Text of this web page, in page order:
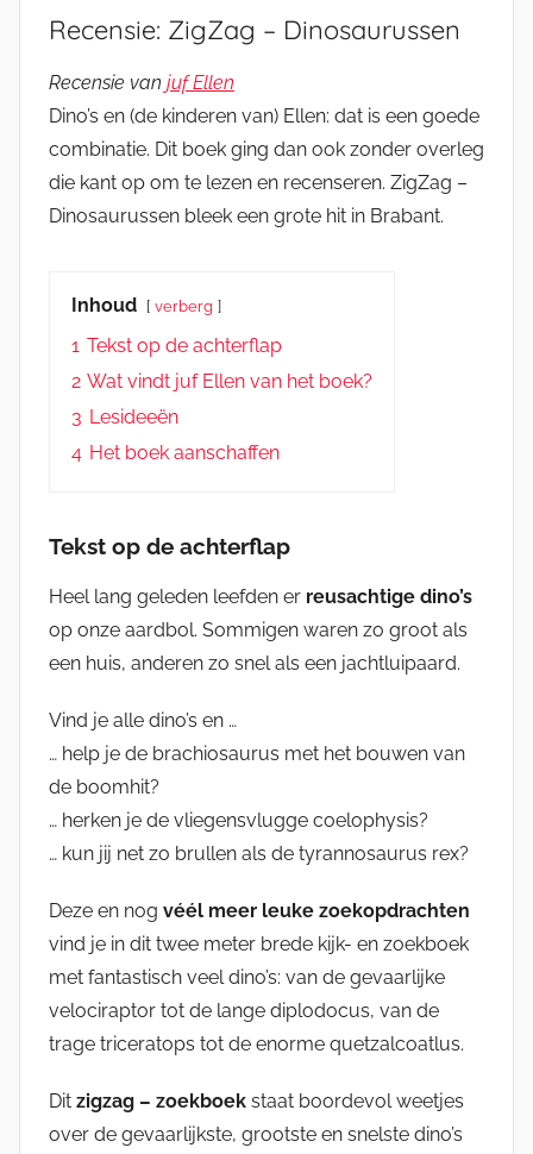
Recensie: ZigZag – Dinosaurussen
Recensie van juf Ellen
Dino’s en (de kinderen van) Ellen: dat is een goede
combinatie. Dit boek ging dan ook zonder overleg
die kant op om te lezen en recenseren. ZigZag –
Dinosaurussen bleek een grote hit in Brabant.
Inhoud verberg
1 Tekst op de achterflap
2 Wat vindt juf Ellen van het boek?
3 Lesideeën
4 Het boek aanschaffen
Tekst op de achterflap
Heel lang geleden leefden er reusachtige dino’s
op onze aardbol. Sommigen waren zo groot als
een huis, anderen zo snel als een jachtluipaard.
Vind je alle dino’s en …
… help je de brachiosaurus met het bouwen van
de boomhit?
… herken je de vliegensvlugge coelophysis?
… kun jij net zo brullen als de tyrannosaurus rex?
Deze en nog véél meer leuke zoekopdrachten
vind je in dit twee meter brede kijk- en zoekboek
met fantastisch veel dino’s: van de gevaarlijke
velociraptor tot de lange diplodocus, van de
trage triceratops tot de enorme quetzalcoatlus.
Dit zigzag – zoekboek staat boordevol weetjes
over de gevaarlijkste, grootste en snelste dino’s